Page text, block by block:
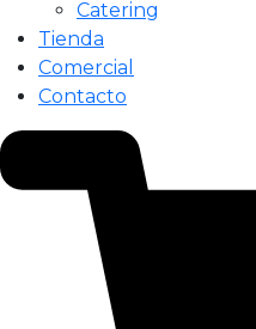
Catering
Tienda
Comercial
Contacto